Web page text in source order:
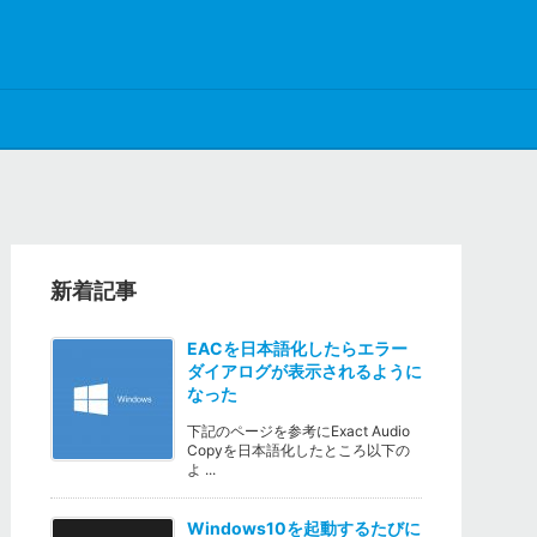
新着記事
EACを日本語化したらエラー
ダイアログが表示されるように
なった
下記のページを参考にExact Audio
Copyを日本語化したところ以下の
よ ...
Windows10を起動するたびに